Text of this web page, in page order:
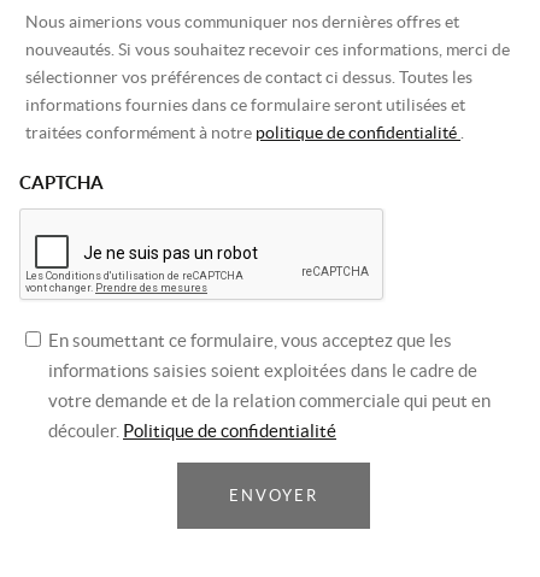
Nous aimerions vous communiquer nos dernières offres et
nouveautés. Si vous souhaitez recevoir ces informations, merci de
sélectionner vos préférences de contact ci dessus. Toutes les
informations fournies dans ce formulaire seront utilisées et
traitées conformément à notre politique de confidentialité
CAPTCHA
En soumettant ce formulaire, vous acceptez que les
informations saisies soient exploitées dans le cadre de
votre demande et de la relation commerciale qui peut en
découler. Politique de confidentialité
ENVOYER